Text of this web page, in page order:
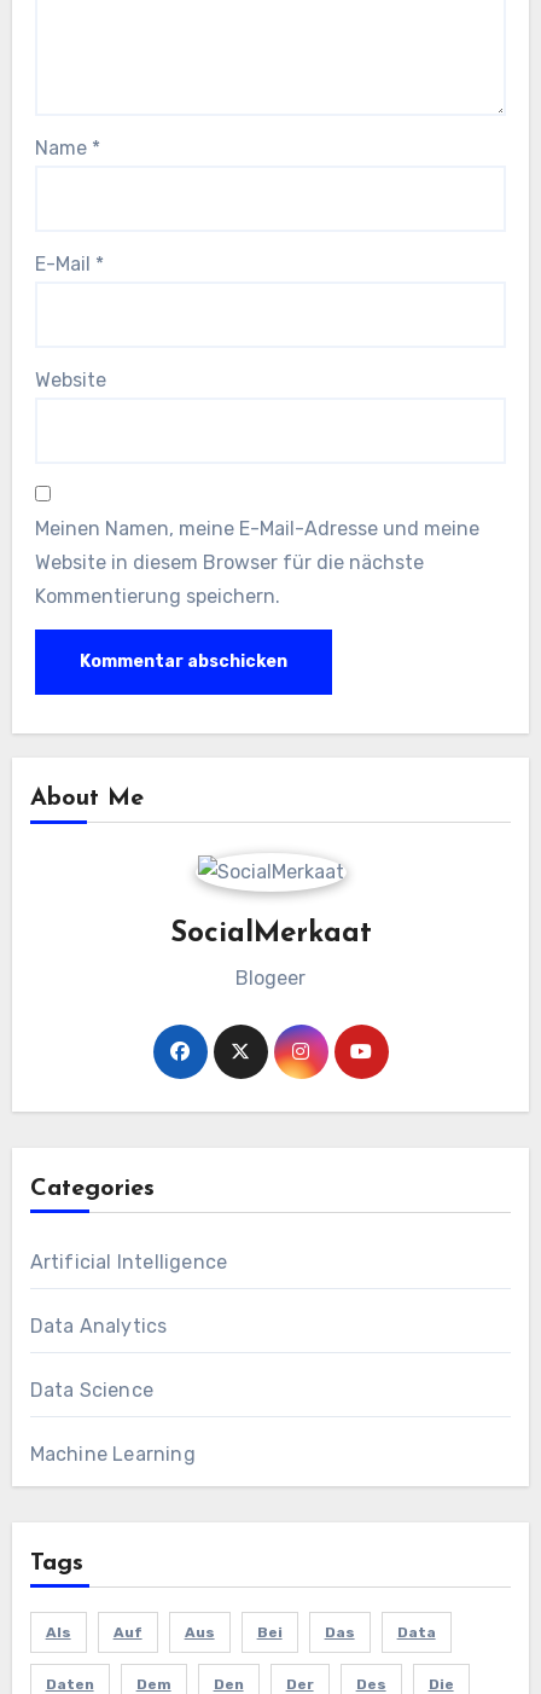
Name *
E-Mail *
Website
Meinen Namen, meine E-Mail-Adresse und meine
Website in diesem Browser für die nächste
Kommentierung speichern.
About Me
SocialMerkaat
Blogeer
Categories
Artificial Intelligence
Data Analytics
Data Science
Machine Learning
Tags
Als Auf Aus Bei Das Data
Daten Dem Den Der Des Die